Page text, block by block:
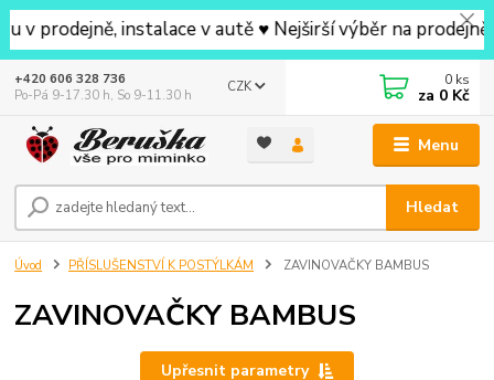
instalace v autě ♥ Nejširší výběr na prodejně v
Menu
CZK
Hledat
+420 606 328 736
Po-Pá 9-17.30 h, So 9-11.30 h
0 ks
za 0 Kč
Úvod PŘÍSLUŠENSTVÍ K POSTÝLKÁM ZAVINOVAČKY BAMBUS
ZAVINOVAČKY BAMBUS
Upřesnit parametry